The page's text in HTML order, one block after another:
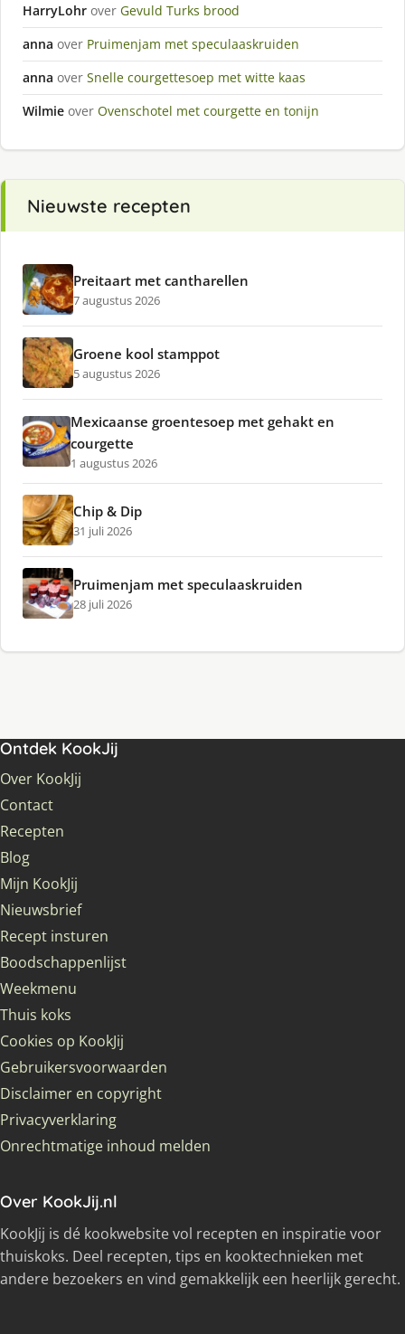
HarryLohr over Gevuld Turks brood
anna over Pruimenjam met speculaaskruiden
anna over Snelle courgettesoep met witte kaas
Wilmie over Ovenschotel met courgette en tonijn
Nieuwste recepten
Preitaart met cantharellen
7 augustus 2026
Groene kool stamppot
5 augustus 2026
Mexicaanse groentesoep met gehakt en
courgette
1 augustus 2026
Chip & Dip
31 juli 2026
Pruimenjam met speculaaskruiden
28 juli 2026
Ontdek KookJij
Over KookJij
Contact
Recepten
Blog
Mijn KookJij
Nieuwsbrief
Recept insturen
Boodschappenlijst
Weekmenu
Thuis koks
Cookies op KookJij
Gebruikersvoorwaarden
Disclaimer en copyright
Privacyverklaring
Onrechtmatige inhoud melden
Over KookJij.nl
KookJij is dé kookwebsite vol recepten en inspiratie voor
thuiskoks. Deel recepten, tips en kooktechnieken met
andere bezoekers en vind gemakkelijk een heerlijk gerecht.